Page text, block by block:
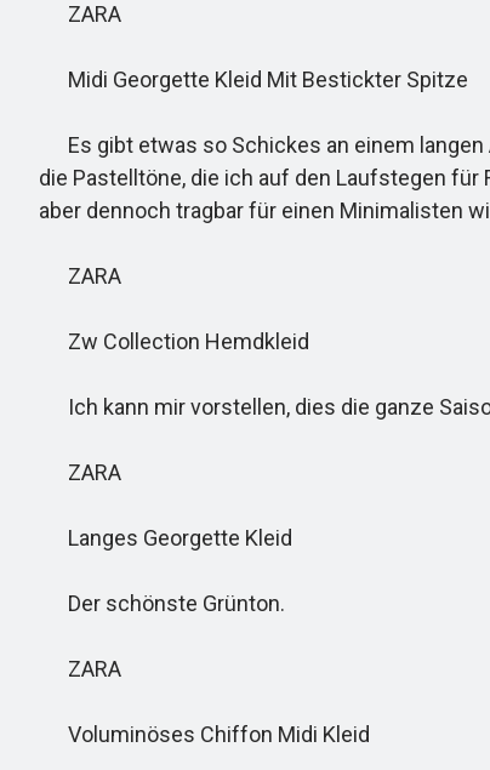
ZARA
Midi Georgette Kleid Mit Bestickter Spitze
Es gibt etwas so Schickes an einem langen
die Pastelltöne, die ich auf den Laufstegen für
aber dennoch tragbar für einen Minimalisten
ZARA
Zw Collection Hemdkleid
Ich kann mir vorstellen, dies die ganze
ZARA
Langes Georgette Kleid
Der schönste Grünton.
ZARA
Voluminöses Chiffon Midi Kleid